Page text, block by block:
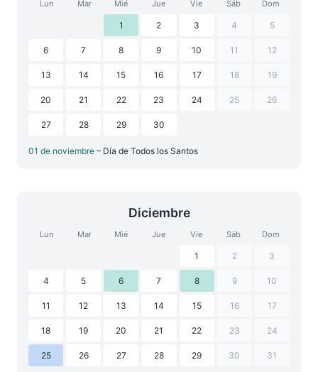
Lun Mar Mié Jue Vie Sáb Dom
1 2 3 4 5
6 7 8 9 10 11 12
13 14 15 16 17 18 19
20 21 22 23 24 25 26
27 28 29 30
01 de noviembre – Día de Todos los Santos
Diciembre
Lun Mar Mié Jue Vie Sáb Dom
1 2 3
4 5 6 7 8 9 10
11 12 13 14 15 16 17
18 19 20 21 22 23 24
25 26 27 28 29 30 31